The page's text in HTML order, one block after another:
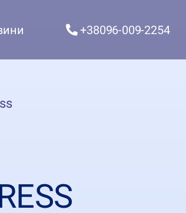
+38096-009-2254